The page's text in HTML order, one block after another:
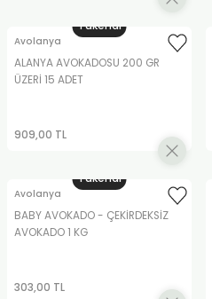
Tükendi
Avolanya
ALANYA AVOKADOSU 200 GR
ÜZERİ 15 ADET
909,00 TL
Tükendi
Avolanya
BABY AVOKADO - ÇEKİRDEKSİZ
AVOKADO 1 KG
303,00 TL